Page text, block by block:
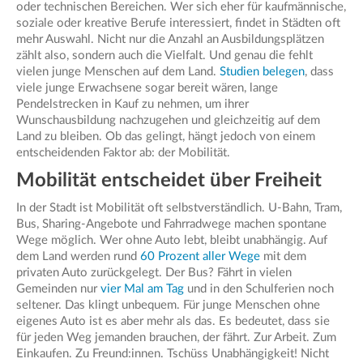
oder technischen Bereichen. Wer sich eher für kaufmännische,
soziale oder kreative Berufe interessiert, findet in Städten oft
mehr Auswahl. Nicht nur die Anzahl an Ausbildungsplätzen
zählt also, sondern auch die Vielfalt. Und genau die fehlt
vielen junge Menschen auf dem Land. Studien belegen, dass
viele junge Erwachsene sogar bereit wären, lange
Pendelstrecken in Kauf zu nehmen, um ihrer
Wunschausbildung nachzugehen und gleichzeitig auf dem
Land zu bleiben. Ob das gelingt, hängt jedoch von einem
entscheidenden Faktor ab: der Mobilität.
Mobilität entscheidet über Freiheit
In der Stadt ist Mobilität oft selbstverständlich. U-Bahn, Tram,
Bus, Sharing-Angebote und Fahrradwege machen spontane
Wege möglich. Wer ohne Auto lebt, bleibt unabhängig. Auf
dem Land werden rund 60 Prozent aller Wege mit dem
privaten Auto zurückgelegt. Der Bus? Fährt in vielen
Gemeinden nur vier Mal am Tag und in den Schulferien noch
seltener. Das klingt unbequem. Für junge Menschen ohne
eigenes Auto ist es aber mehr als das. Es bedeutet, dass sie
für jeden Weg jemanden brauchen, der fährt. Zur Arbeit. Zum
Einkaufen. Zu Freund:innen. Tschüss Unabhängigkeit! Nicht